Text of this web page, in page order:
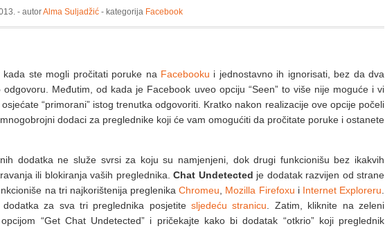
- autorAlma Suljadžić - kategorija Facebook
kada ste mogli pročitati poruke na Facebooku i jednostavno ih ignorisati, bez da dva
odgovoru. Međutim, od kada je Facebook uveo opciju “Seen” to više nije moguće i vi
“primorani” istog trenutka odgovoriti. Kratko nakon realizacije ove opcije počeli
dodaci za preglednike koji će vam omogućiti da pročitate poruke i ostanete
dodatka ne služe svrsi za koju su namjenjeni, dok drugi funkcionišu bez ikakvih
ili blokiranja vaših preglednika. Chat Undetected je dodatak razvijen od strane
na tri najkorištenija preglenikaChromeu Mozilla Firefoxu i Internet Exploreru
dodatka za sva tri preglednika posjetitesljedeću stranicu . Zatim, kliknite na zeleni
“Get Chat Undetected” i pričekajte kako bi dodatak “otkrio” koji preglednik